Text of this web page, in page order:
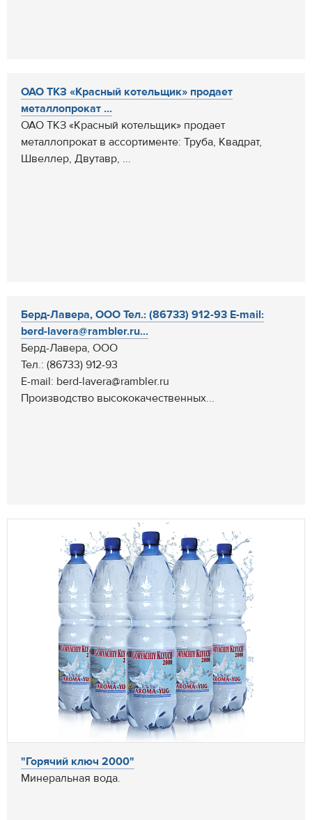
ОАО ТКЗ «Красный котельщик» продает
металлопрокат ...
ОАО ТКЗ «Красный котельщик» продает
металлопрокат в ассортименте: Труба, Квадрат,
Швеллер, Двутавр, ...
Берд-Лавера, ООО Тел.: (86733) 912-93 E-mail:
berd-lavera@rambler.ru...
Берд-Лавера, ООО
Тел.: (86733) 912-93
E-mail: berd-lavera@rambler.ru
Производство высококачественных...
"Горячий ключ 2000"
Минеральная вода.